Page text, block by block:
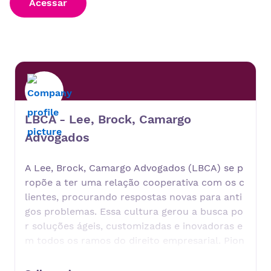
Acessar
LBCA - Lee, Brock, Camargo
Advogados
A Lee, Brock, Camargo Advogados (LBCA) se p
ropõe a ter uma relação cooperativa com os c
lientes, procurando respostas novas para anti
gos problemas. Essa cultura gerou a busca po
r soluções ágeis, customizadas e inovadoras e
m todos os ramos do direito empresarial. Pion